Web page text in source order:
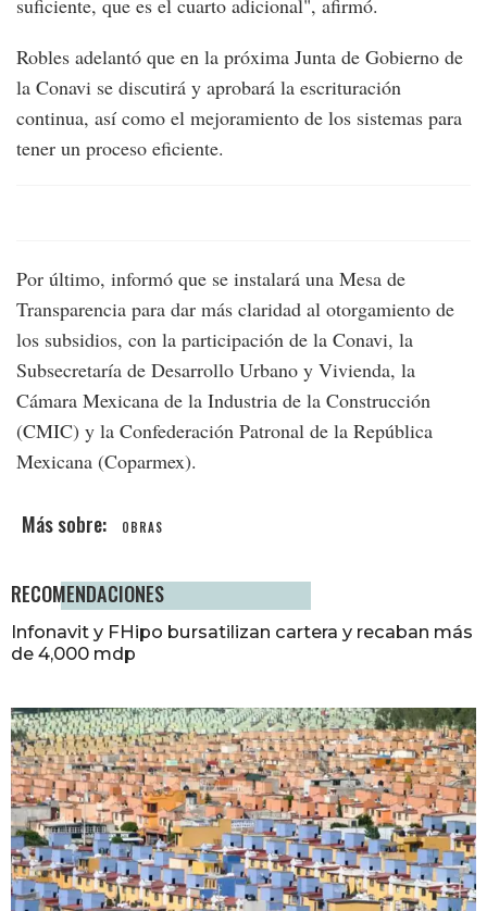
suficiente, que es el cuarto adicional", afirmó.
Robles adelantó que en la próxima Junta de Gobierno de
la Conavi se discutirá y aprobará la escrituración
continua, así como el mejoramiento de los sistemas para
tener un proceso eficiente.
Por último, informó que se instalará una Mesa de
Transparencia para dar más claridad al otorgamiento de
los subsidios, con la participación de la Conavi, la
Subsecretaría de Desarrollo Urbano y Vivienda, la
Cámara Mexicana de la Industria de la Construcción
(CMIC) y la Confederación Patronal de la República
Mexicana (Coparmex).
OBRAS
RECOMENDACIONES
Infonavit y FHipo bursatilizan cartera y recaban más
de 4,000 mdp